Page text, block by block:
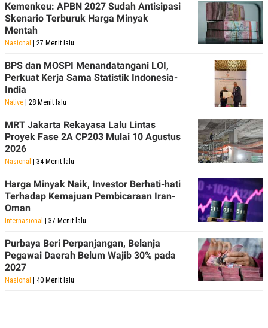
Kemenkeu: APBN 2027 Sudah Antisipasi
Skenario Terburuk Harga Minyak
Mentah
Nasional | 27 Menit lalu
BPS dan MOSPI Menandatangani LOI,
Perkuat Kerja Sama Statistik Indonesia-
India
Native | 28 Menit lalu
MRT Jakarta Rekayasa Lalu Lintas
Proyek Fase 2A CP203 Mulai 10 Agustus
2026
Nasional | 34 Menit lalu
Harga Minyak Naik, Investor Berhati-hati
Terhadap Kemajuan Pembicaraan Iran-
Oman
Internasional | 37 Menit lalu
Purbaya Beri Perpanjangan, Belanja
Pegawai Daerah Belum Wajib 30% pada
2027
Nasional | 40 Menit lalu